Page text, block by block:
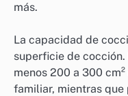
más.
La capacidad de
superficie de
menos 200 a 300
familiar, mientras que